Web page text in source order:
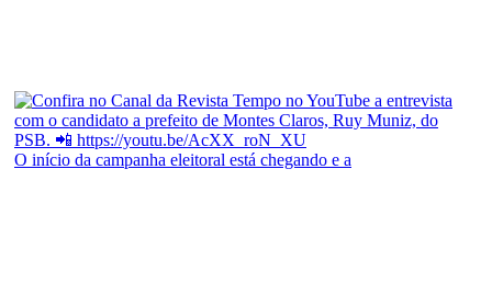
O início da campanha eleitoral está chegando e a